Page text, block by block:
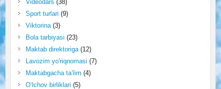
Videodars (38)
Sport turlari (9)
Viktorina(3)
Bola tarbiyasi (23)
Maktab direktoriga(12)
Lavozim yo'riqnomasi (7)
Maktabgacha ta’lim (4)
O‘lchov birliklari (5)